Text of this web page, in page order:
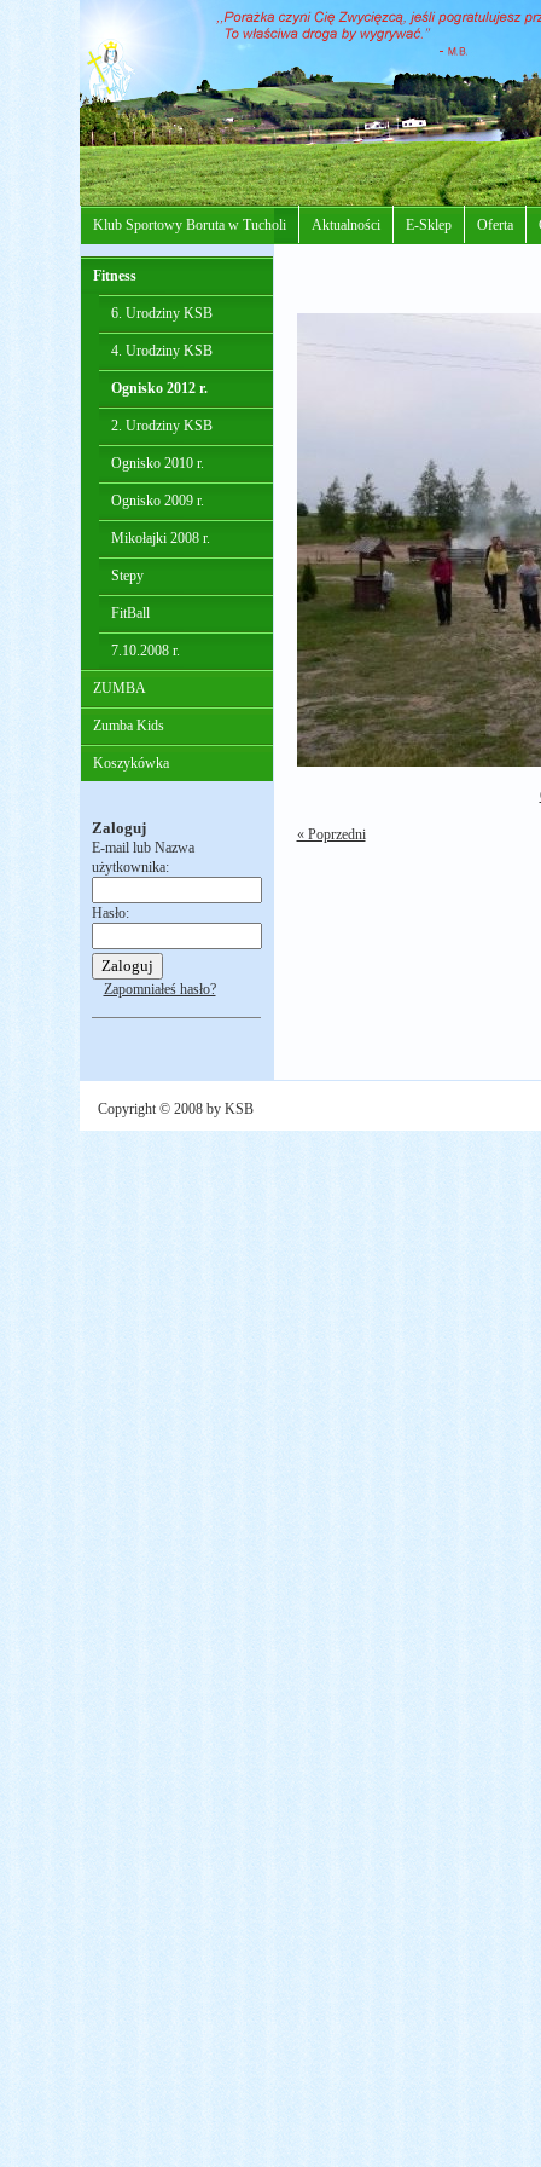
Klub Sportowy Boruta w Tucholi Aktualności E-Sklep Oferta
Fitness
6. Urodziny KSB
4. Urodziny KSB
Ognisko 2012 r.
2. Urodziny KSB
Ognisko 2010 r.
Ognisko 2009 r.
Mikołajki 2008 r.
Stepy
FitBall
7.10.2008 r.
ZUMBA
Zumba Kids
Koszykówka
Zaloguj
E-mail lub Nazwa
użytkownika:
Hasło:
Zapomniałeś hasło?
« Poprzedni
Copyright © 2008 by KSB